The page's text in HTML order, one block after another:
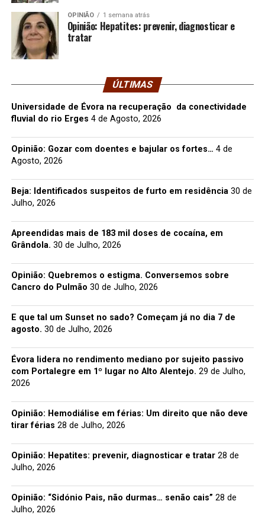
OPINIÃO 1 semana atrás
Opinião: Hepatites: prevenir, diagnosticar e
tratar
ÚLTIMAS
Universidade de Évora na recuperação da conectividade
fluvial do rio Erges 4 de Agosto, 2026
Opinião: Gozar com doentes e bajular os fortes… 4 de
Agosto, 2026
Beja: Identificados suspeitos de furto em residência 30 de
Julho, 2026
Apreendidas mais de 183 mil doses de cocaína, em
Grândola. 30 de Julho, 2026
Opinião: Quebremos o estigma. Conversemos sobre
Cancro do Pulmão 30 de Julho, 2026
E que tal um Sunset no sado? Começam já no dia 7 de
agosto. 30 de Julho, 2026
Évora lidera no rendimento mediano por sujeito passivo
com Portalegre em 1º lugar no Alto Alentejo. 29 de Julho,
2026
Opinião: Hemodiálise em férias: Um direito que não deve
tirar férias 28 de Julho, 2026
Opinião: Hepatites: prevenir, diagnosticar e tratar 28 de
Julho, 2026
Opinião: “Sidónio Pais, não durmas… senão cais” 28 de
Julho, 2026